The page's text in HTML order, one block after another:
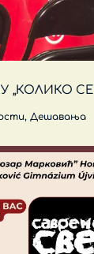
„КОЛИКО СЕ
, Дешавања